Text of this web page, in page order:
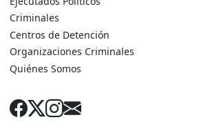
Criminales
Centros de Detención
Organizaciones Criminales
Quiénes Somos